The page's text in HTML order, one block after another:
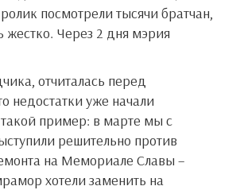
посмотрели тысячи братчан,
жестко. Через 2 дня мэрия
отчиталась перед
недостатки уже начали
такой пример: в марте мы с
решительно против
на Мемориале Славы –
хотели заменить на